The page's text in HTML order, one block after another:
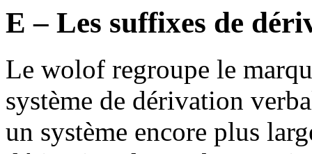
E – Les suffixes de
Le wolof regroupe le
système de dérivation
un système encore plus